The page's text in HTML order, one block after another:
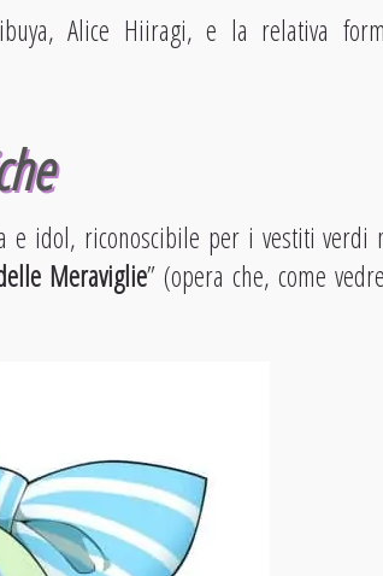
Alice Hiiragi, e la relativa
e idol, riconoscibile per i vestiti verdi
Meraviglie” (opera che, come